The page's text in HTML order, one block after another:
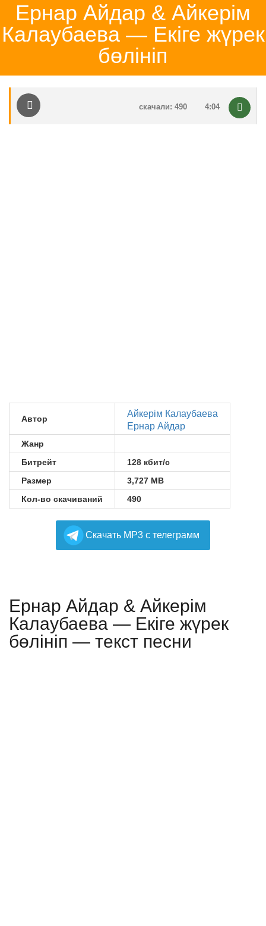
Ернар Айдар & Айкерім
Калаубаева — Екіге жүрек
бөлініп
4:04
скачали: 490
Автор
Айкерім Калаубаева
Ернар Айдар
Жанр
Битрейт
128 кбит/с
Размер
3,727 MB
Кол-во скачиваний
490
Cкачать MP3 с телеграмм
Ернар Айдар & Айкерім
Калаубаева — Екіге жүрек
бөлініп — текст песни